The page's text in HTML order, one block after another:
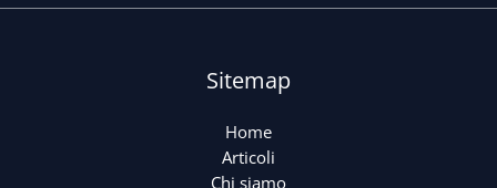
Sitemap
Home
Articoli
Chi siamo